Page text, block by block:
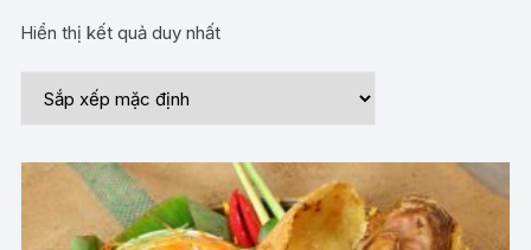
Hiển thị kết quả duy nhất